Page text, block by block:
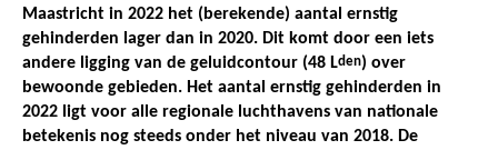
Maastricht in 2022 het (berekende) aantal ernstig
gehinderden lager dan in 2020. Dit komt door een iets
andere ligging van de geluidcontour (48 Lden) over
bewoonde gebieden. Het aantal ernstig gehinderden in
2022 ligt voor alle regionale luchthavens van nationale
betekenis nog steeds onder het niveau van 2018. De